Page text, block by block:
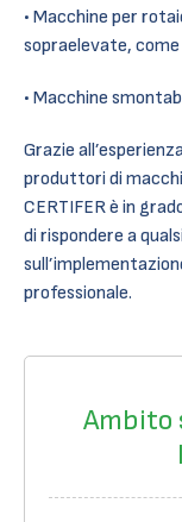
• Macchine per
sopraelevate,
• Macchine
Grazie
produttori di
CERTIFER è in
di rispondere a
professionale.
Ambito